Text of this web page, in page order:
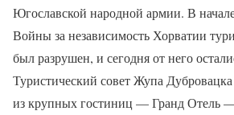
Югославской народной армии. В
Войны за независимость Хорватии
был разрушен, и сегодня от него
Туристический совет Жупа
из крупных гостиниц — Гранд Отель